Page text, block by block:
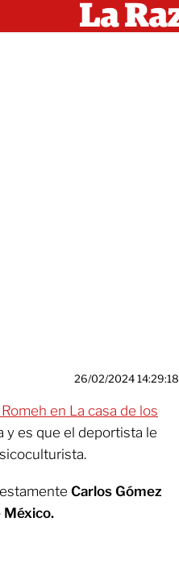
26/02/2024 14:29:18
en La casa de los
y es que el deportista le
Carlos Gómez
México.